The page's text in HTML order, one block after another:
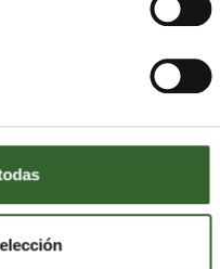
de vegetales
orina y